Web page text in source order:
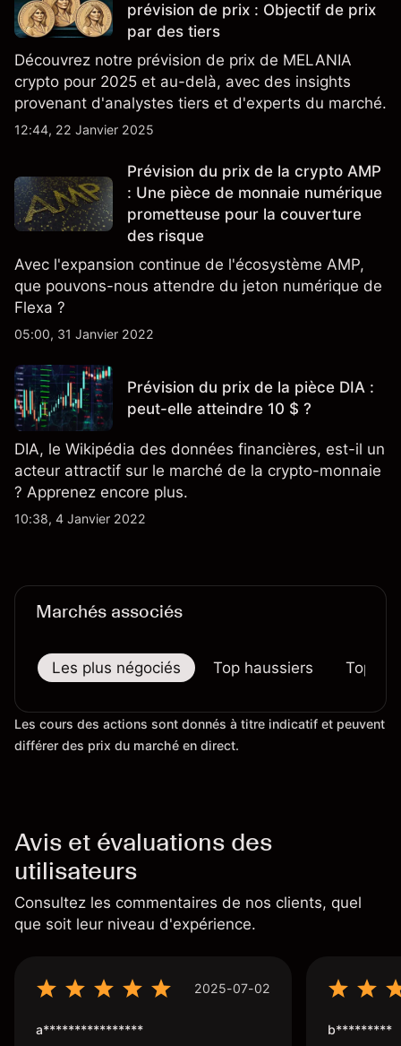
prévision de prix : Objectif de prix
par des tiers
Découvrez notre prévision de prix de MELANIA
crypto pour 2025 et au-delà, avec des insights
provenant d'analystes tiers et d'experts du marché.
12:44, 22 Janvier 2025
Prévision du prix de la crypto AMP
: Une pièce de monnaie numérique
prometteuse pour la couverture
des risque
Avec l'expansion continue de l'écosystème AMP,
que pouvons-nous attendre du jeton numérique de
Flexa ?
05:00, 31 Janvier 2022
Prévision du prix de la pièce DIA :
peut-elle atteindre 10 $ ?
DIA, le Wikipédia des données financières, est-il un
acteur attractif sur le marché de la crypto-monnaie
? Apprenez encore plus.
10:38, 4 Janvier 2022
Marchés associés
Les plus négociés Top haussiers Top
Les cours des actions sont donnés à titre indicatif et peuvent
différer des prix du marché en direct.
Avis et évaluations des
utilisateurs
Consultez les commentaires de nos clients, quel
que soit leur niveau d'expérience.
2025-07-02
a**************** b*********